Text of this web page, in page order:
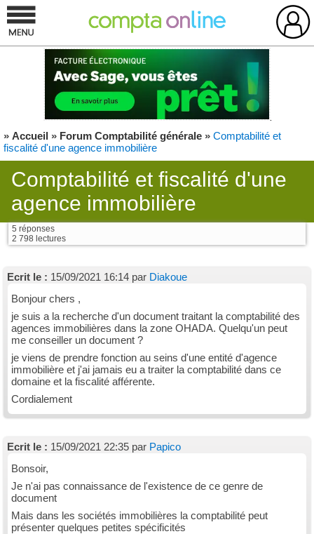
» Accueil » Forum Comptabilité générale » Comptabilité et
fiscalité d'une agence immobilière
Comptabilité et fiscalité d'une
agence immobilière
5 réponses
2 798 lectures
Ecrit le : 15/09/2021 16:14 par Diakoue
Bonjour chers ,
je suis a la recherche d'un document traitant la comptabilité des
agences immobilières dans la zone OHADA. Quelqu'un peut
me conseiller un document ?
je viens de prendre fonction au seins d'une entité d'agence
immobilière et j'ai jamais eu a traiter la comptabilité dans ce
domaine et la fiscalité afférente.
Cordialement
Ecrit le : 15/09/2021 22:35 par Papico
Bonsoir,
Je n'ai pas connaissance de l'existence de ce genre de
document
Mais dans les sociétés immobilières la comptabilité peut
présenter quelques petites spécificités